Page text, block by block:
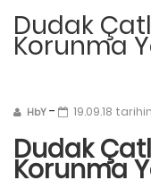
Dudak
Korunma
HbY- 19.09.18
Dudak
Korunma